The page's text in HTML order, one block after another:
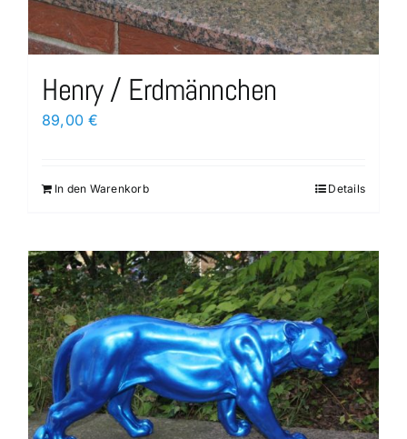
Henry / Erdmännchen
89,00€
In den Warenkorb Details